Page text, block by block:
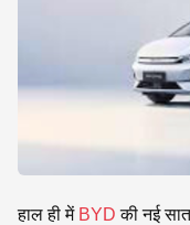
हाल ही में BYDकी नई